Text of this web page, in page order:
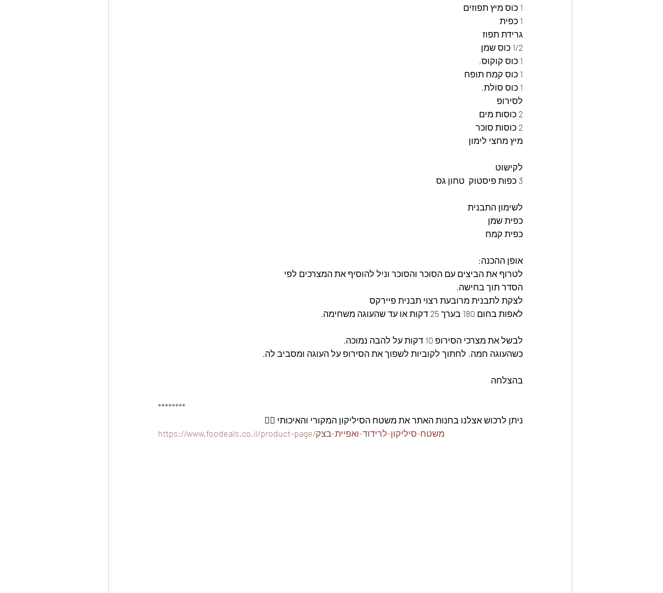
1 כוס מיץ תפוזים
1 כפית
גרידת תפוז
1/2 כוס שמן
1 כוס קוקוס,
1 כוס קמח תופח
1 כוס סולת,
לסירופ
2 כוסות מים
2 כוסות סוכר
מיץ מחצי לימון
לקישוט
3 כפות פיסטוק  טחון גס
לשימון התבנית
כפית שמן
כפית קמח
אופן ההכנה:
לטרוף את הביצים עם הסוכר והסוכר וניל להוסיף את המצרכים לפי
הסדר תוך בחישה.
לצקת לתבנית מרובעת רצוי תבנית פיירקס
לאפות בחום 180 בערך 25 דקות או עד שהעוגה משחימה.
לבשל את מצרכי הסירופ 10 דקות על להבה נמוכה.
כשהעוגה חמה, לחתוך לקוביות לשפוך את הסירופ על העוגה ומסביב לה.
בהצלחה
********
ניתן לרכוש אצלנו בחנות האתר את משטח הסיליקון המקורי והאיכותי 👇🏽
https://www.foodeals.co.il/product-page/משטח-סיליקון-לרידוד-ואפיית-בצק